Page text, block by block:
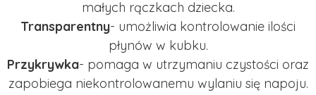
małych rączkach dziecka.
Transparentny- umożliwia kontrolowanie ilości
płynów w kubku.
Przykrywka- pomaga w utrzymaniu czystości oraz
zapobiega niekontrolowanemu wylaniu się napoju.